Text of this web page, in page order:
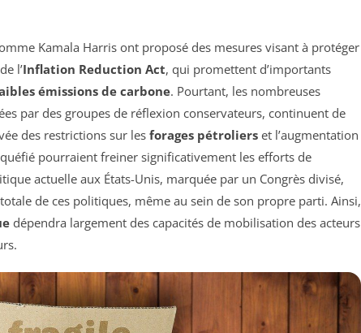
Kamala Harris ont proposé des mesures visant à protéger
l’Inflation Reduction Act, qui promettent d’importants
émissions de carbone. Pourtant, les nombreuses
par des groupes de réflexion conservateurs, continuent de
des restrictions sur les forages pétroliers et l’augmentation
pourraient freiner significativement les efforts de
actuelle aux États-Unis, marquée par un Congrès divisé,
de ces politiques, même au sein de son propre parti. Ainsi,
dépendra largement des capacités de mobilisation des acteurs